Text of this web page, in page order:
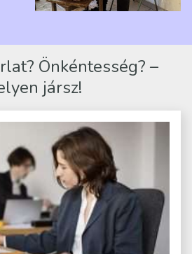
Önkéntesség? –
jársz!